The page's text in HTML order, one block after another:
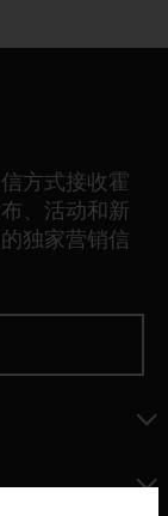
方式接收霍
、活动和新
独家营销信